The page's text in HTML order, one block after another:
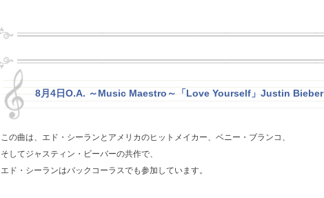
8月4日O.A. ～Music Maestro～「Love Yourself」Justin Bieber
この曲は、エド・シーランとアメリカのヒットメイカー、ベニー・ブランコ、
そしてジャスティン・ビーバーの共作で、
エド・シーランはバックコーラスでも参加しています。